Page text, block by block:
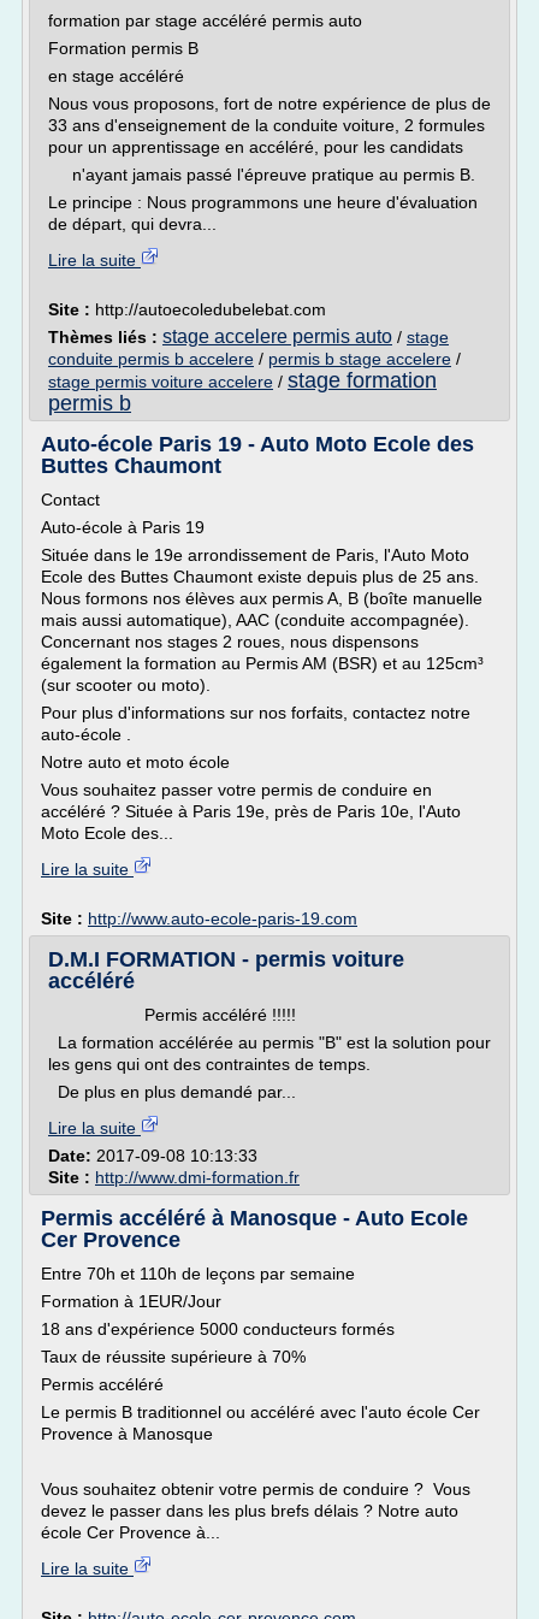
formation par stage accéléré permis auto
Formation permis B
en stage accéléré
Nous vous proposons, fort de notre expérience de plus de
33 ans d'enseignement de la conduite voiture, 2 formules
pour un apprentissage en accéléré, pour les candidats
n'ayant jamais passé l'épreuve pratique au permis B.
Le principe : Nous programmons une heure d'évaluation
de départ, qui devra...
Lire la suite
Site : http://autoecoledubelebat.com
Thèmes liés : stage accelere permis auto / stage
conduite permis b accelere / permis b stage accelere /
stage permis voiture accelere / stage formation
permis b
Auto-école Paris 19 - Auto Moto Ecole des
Buttes Chaumont
Contact
Auto-école à Paris 19
Située dans le 19e arrondissement de Paris, l'Auto Moto
Ecole des Buttes Chaumont existe depuis plus de 25 ans.
Nous formons nos élèves aux permis A, B (boîte manuelle
mais aussi automatique), AAC (conduite accompagnée).
Concernant nos stages 2 roues, nous dispensons
également la formation au Permis AM (BSR) et au 125cm³
(sur scooter ou moto).
Pour plus d'informations sur nos forfaits, contactez notre
auto-école .
Notre auto et moto école
Vous souhaitez passer votre permis de conduire en
accéléré ? Située à Paris 19e, près de Paris 10e, l'Auto
Moto Ecole des...
Lire la suite
Site : http://www.auto-ecole-paris-19.com
D.M.I FORMATION - permis voiture
accéléré
Permis accéléré !!!!!
La formation accélérée au permis "B" est la solution pour
les gens qui ont des contraintes de temps.
De plus en plus demandé par...
Lire la suite
Date: 2017-09-08 10:13:33
Site : http://www.dmi-formation.fr
Permis accéléré à Manosque - Auto Ecole
Cer Provence
Entre 70h et 110h de leçons par semaine
Formation à 1EUR/Jour
18 ans d'expérience 5000 conducteurs formés
Taux de réussite supérieure à 70%
Permis accéléré
Le permis B traditionnel ou accéléré avec l'auto école Cer
Provence à Manosque
Vous souhaitez obtenir votre permis de conduire ? Vous
devez le passer dans les plus brefs délais ? Notre auto
école Cer Provence à...
Lire la suite